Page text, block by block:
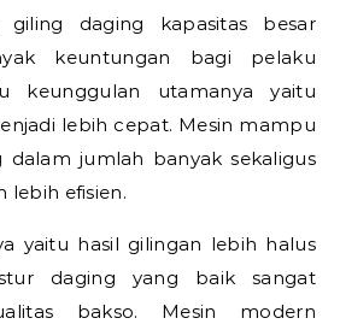
giling daging kapasitas besar
keuntungan bagi pelaku
keunggulan utamanya yaitu
lebih cepat. Mesin mampu
dalam jumlah banyak sekaligus
lebih efisien.
yaitu hasil gilingan lebih halus
daging yang baik sangat
bakso. Mesin modern